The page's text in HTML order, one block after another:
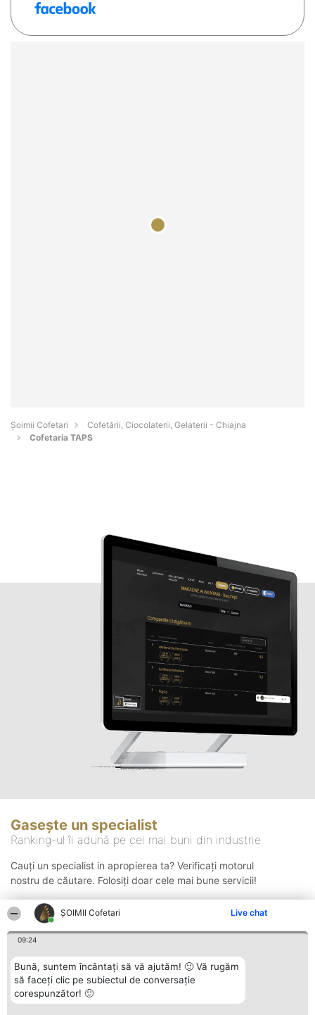
ȘOIMII Cofetari Live chat
09:24
Bună, suntem încântați să vă ajutăm! 🙂 Vă rugăm
să faceți clic pe subiectul de conversație
corespunzător! 🙂
Șoimii Cofetari
Cofetării, Ciocolaterii, Gelaterii - Chiajna
Cofetaria TAPS
Gasește un specialist
Ranking-ul îi adună pe cei mai buni din industrie
Cauți un specialist in apropierea ta? Verificați motorul
nostru de căutare. Folosiți doar cele mai bune servicii!